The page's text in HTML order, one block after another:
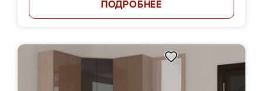
ПОДРОБНЕЕ